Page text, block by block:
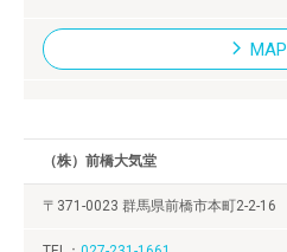
MAP
（株）前橋大気堂
〒371-0023 群馬県前橋市本町2-2-16